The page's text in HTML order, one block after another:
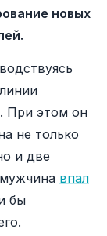
новых
При этом он
не только
и две
впал
бы